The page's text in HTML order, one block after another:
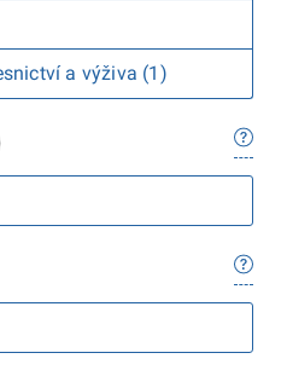
a výživa (1)